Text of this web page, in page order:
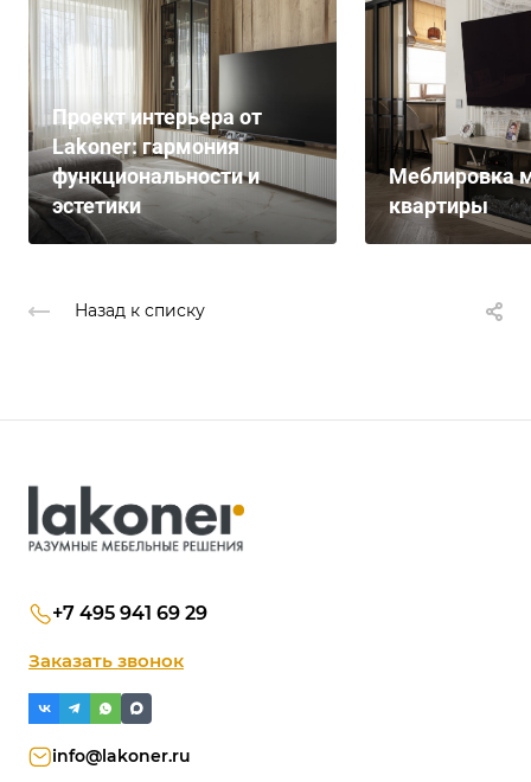
Проект интерьера от
Lakoner: гармония
функциональности и
эстетики
Меблировка
квартиры
Назад к списку
+7 495 941 69 29
Заказать звонок
info@lakoner.ru